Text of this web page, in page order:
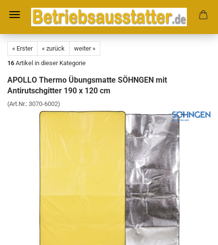
« Erster « zurück
weiter »
16 Artikel in dieser Kategorie
APOLLO Thermo Übungsmatte SÖHNGEN mit
Antirutschgitter 190 x 120 cm
(Art.Nr.: 3070-6002)